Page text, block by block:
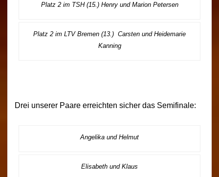
Platz 2 im TSH (15.) Henry und Marion Petersen
Platz 2 im LTV Bremen (13.) Carsten und Heidemarie
Kanning
Drei unserer Paare erreichten sicher das Semifinale:
Angelika und Helmut
Elisabeth und Klaus